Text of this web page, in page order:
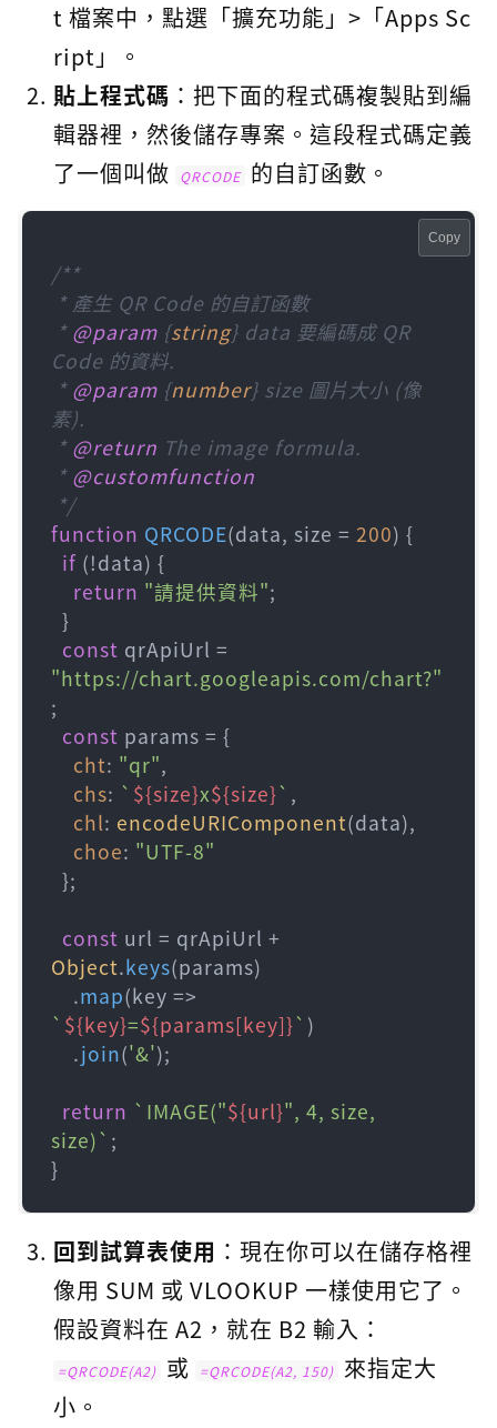
t 檔案中，點選「擴充功能」>「Apps Sc
ript」。
貼上程式碼 ：把下面的程式碼複製貼到編
輯器裡，然後儲存專案。這段程式碼定義
了一個叫做
QRCODE 的自訂函數。
/**
* @param {string} data 要編碼成 QR
Code 的資料.
* @param {number} size 圖片大小 (像
素).
* @return The image formula.
* @customfunction
*/
function QRCODE(data, size = 200) {
if (!data) {
return "請提供資料";
  }
const
"https://chart.googleapis.com/chart?"
;
const params = {
cht: "qr",
chs: ` ${size}x${size}` ,
chl: encodeURIComponent(data),
choe: "UTF-8"
  };
const
Object.keys(params)
    .
map(key =>
` ${key}=${params[key]}` )
    .
join('&');
return `IMAGE("${url}", 4, size,
size)` ;
}
Copy
回到試算表使用 ：現在你可以在儲存格裡
像用 SUM 或 VLOOKUP 一樣使用它了。
假設資料在 A2，就在 B2 輸入：
=QRCODE(A2) 或 =QRCODE(A2, 150) 來指定大
小。